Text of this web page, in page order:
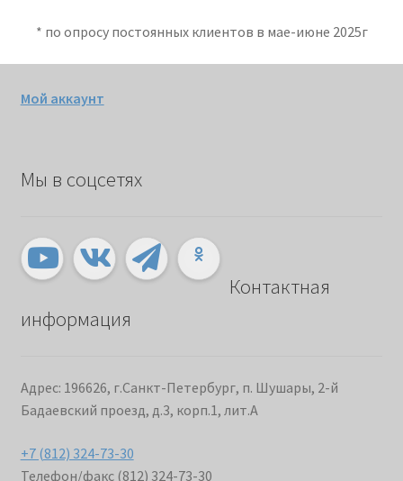
* по опросу постоянных клиентов в мае-июне 2025г
Мой аккаунт
Мы в соцсетях
Контактная
информация
Адрес: 196626, г.Санкт-Петербург, п. Шушары, 2-й
Бадаевский проезд, д.3, корп.1, лит.А
+7 (812) 324-73-30
Телефон/факс (812) 324-73-30